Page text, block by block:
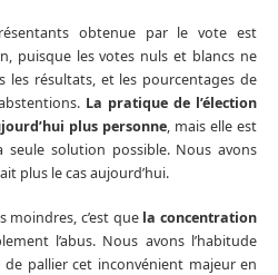
obtenue par le vote est
puisque les votes nuls et blancs ne
les résultats, et les pourcentages de
La pratique de l’élection
plus personne, mais elle est
seule solution possible. Nous avons
plus le cas aujourd’hui.
moindres, c’est que la concentration
l’abus. Nous avons l’habitude
de pallier cet inconvénient majeur en